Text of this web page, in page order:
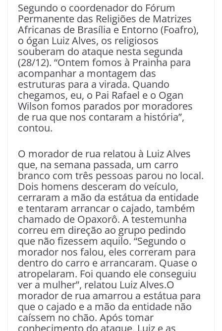
Segundo o coordenador do Fórum
Permanente das Religiões de Matrizes
Africanas de Brasília e Entorno (Foafro),
o ógan Luiz Alves, os religiosos
souberam do ataque nesta segunda
(28/12). “Ontem fomos à Prainha para
acompanhar a montagem das
estruturas para a virada. Quando
chegamos, eu, o Pai Rafael e o Ogan
Wilson fomos parados por moradores
de rua que nos contaram a história”,
contou.
O morador de rua relatou à Luiz Alves
que, na semana passada, um carro
branco com três pessoas parou no local.
Dois homens desceram do veículo,
cerraram a mão da estátua da entidade
e tentaram arrancar o cajado, também
chamado de Opaxorô. A testemunha
correu em direção ao grupo pedindo
que não fizessem aquilo. “Segundo o
morador nos falou, eles correram para
dentro do carro e arrancaram. Quase o
atropelaram. Foi quando ele conseguiu
ver a mulher”, relatou Luiz Alves.O
morador de rua amarrou a estátua para
que o cajado e a mão da entidade não
caíssem no chão. Após tomar
conhecimento do ataque, Luiz e as